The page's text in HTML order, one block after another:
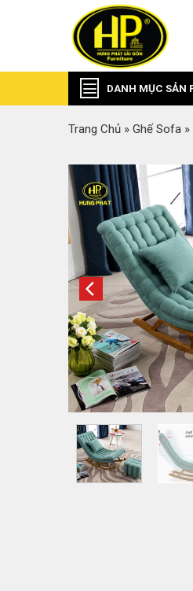
DANH MỤC SẢN
Trang Chủ » Ghế Sofa »